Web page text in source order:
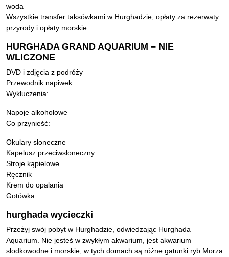
woda
Wszystkie transfer taksówkami w Hurghadzie, opłaty za rezerwaty
przyrody i opłaty morskie
HURGHADA GRAND AQUARIUM – NIE
WLICZONE
DVD i zdjęcia z podróży
Przewodnik napiwek
Wykluczenia:
Napoje alkoholowe
Co przynieść:
Okulary słoneczne
Kapelusz przeciwsłoneczny
Stroje kąpielowe
Ręcznik
Krem do opalania
Gotówka
hurghada wycieczki
Przeżyj swój pobyt w Hurghadzie, odwiedzając Hurghada
Aquarium. Nie jesteś w zwykłym akwarium, jest akwarium
słodkowodne i morskie, w tych domach są różne gatunki ryb Morza